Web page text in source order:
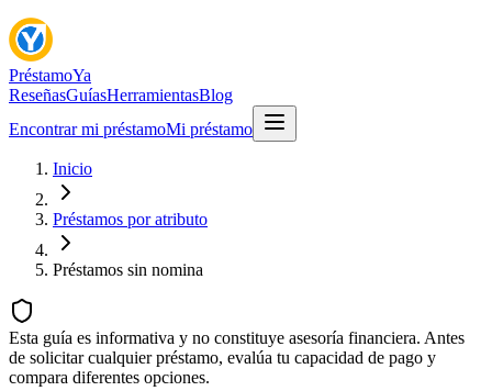
PréstamoYa
ReseñasGuíasHerramientasBlog
Encontrar mi préstamoMi préstamo
Inicio
Préstamos por atributo
Préstamos sin nomina
Esta guía es informativa y no constituye asesoría financiera. Antes
de solicitar cualquier préstamo, evalúa tu capacidad de pago y
compara diferentes opciones.